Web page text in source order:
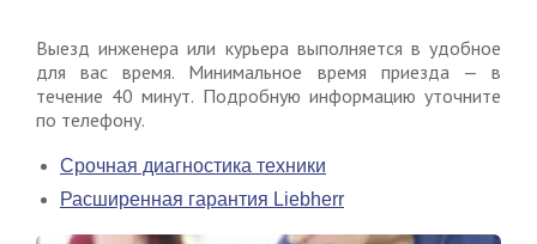
Выезд инженера или курьера выполняется в удобное
для вас время. Минимальное время приезда — в
течение 40 минут. Подробную информацию уточните
по телефону.
Срочная диагностика техники
Расширенная гарантия Liebherr